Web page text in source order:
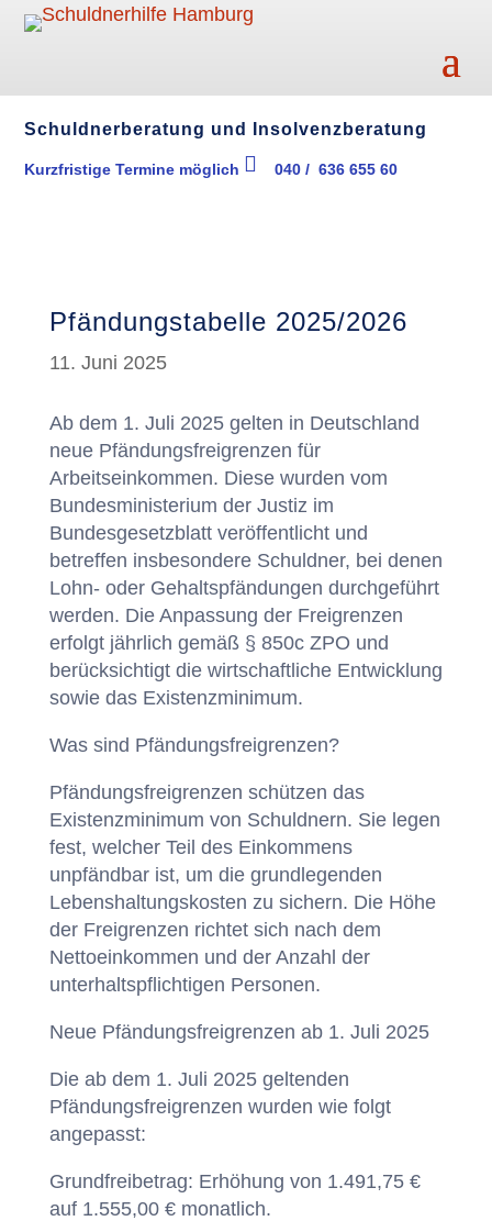
Schuldnerberatung und Insolvenzberatung
Kurzfristige Termine möglich
on
040 / 636 655 60
Pfändungstabelle 2025/2026
11. Juni 2025
Ab dem 1. Juli 2025 gelten in Deutschland
neue Pfändungsfreigrenzen für
Arbeitseinkommen. Diese wurden vom
Bundesministerium der Justiz im
Bundesgesetzblatt veröffentlicht und
betreffen insbesondere Schuldner, bei denen
Lohn- oder Gehaltspfändungen durchgeführt
werden. Die Anpassung der Freigrenzen
erfolgt jährlich gemäß § 850c ZPO und
berücksichtigt die wirtschaftliche Entwicklung
sowie das Existenzminimum.
Was sind Pfändungsfreigrenzen?
Pfändungsfreigrenzen schützen das
Existenzminimum von Schuldnern. Sie legen
fest, welcher Teil des Einkommens
unpfändbar ist, um die grundlegenden
Lebenshaltungskosten zu sichern. Die Höhe
der Freigrenzen richtet sich nach dem
Nettoeinkommen und der Anzahl der
unterhaltspflichtigen Personen.
Neue Pfändungsfreigrenzen ab 1. Juli 2025
Die ab dem 1. Juli 2025 geltenden
Pfändungsfreigrenzen wurden wie folgt
angepasst:
Grundfreibetrag: Erhöhung von 1.491,75 €
auf 1.555,00 € monatlich.